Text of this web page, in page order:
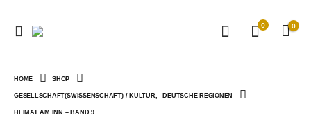
0 0
HOME SHOP
GESELLSCHAFT(SWISSENSCHAFT) / KULTUR, DEUTSCHE REGIONEN
HEIMAT AM INN – BAND 9